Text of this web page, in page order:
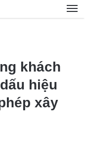
khách
hiệu
xây